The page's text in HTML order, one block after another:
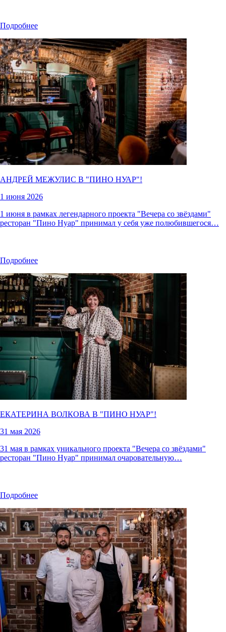
Подробнее
АНДРЕЙ МЕЖУЛИС В "ПИНО НУАР"!
1 июня 2026
1 июня в рамках легендарного проекта "Вечера со звёздами"
ресторан "Пино Нуар" принимал у себя уже полюбившегося…
Подробнее
ЕКАТЕРИНА ВОЛКОВА В "ПИНО НУАР"!
31 мая 2026
31 мая в рамках уникального проекта "Вечера со звёздами"
ресторан "Пино Нуар" принимал очаровательную…
Подробнее